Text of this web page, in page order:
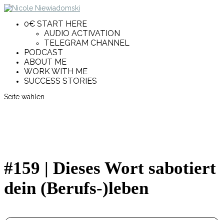
0€ START HERE
AUDIO ACTIVATION
TELEGRAM CHANNEL
PODCAST
ABOUT ME
WORK WITH ME
SUCCESS STORIES
Seite wählen
#159 | Dieses Wort sabotiert
dein (Berufs-)leben